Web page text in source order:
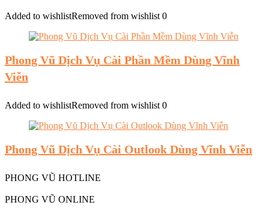
Added to wishlistRemoved from wishlist 0
Phong Vũ Dịch Vụ Cài Phần Mềm Dùng Vĩnh
Viễn
Added to wishlistRemoved from wishlist 0
Phong Vũ Dịch Vụ Cài Outlook Dùng Vĩnh Viễn
PHONG VŨ HOTLINE
PHONG VŨ ONLINE